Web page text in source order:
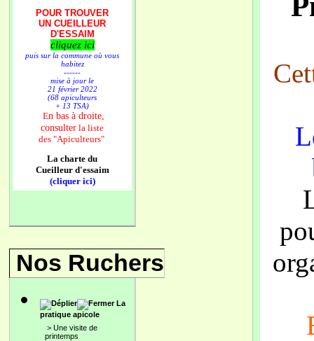
POUR TROUVER
UN CUEILLEUR
D'ESSAIM
cliquez ici
puis sur la commune où vous
habitez
------
mise à jour le
21 février 2022
(68 apiculteurs
+ 13 TSA)
En bas à droite,
consulter la liste
des "Apiculteurs"
La charte du
Cueilleur d'essaim
(cliquer ici)
Nos Ruchers
La
pratique apicole
> Une visite de
printemps